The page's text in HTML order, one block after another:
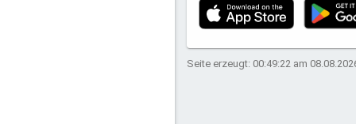
Seite erzeugt: 00:49:22 am